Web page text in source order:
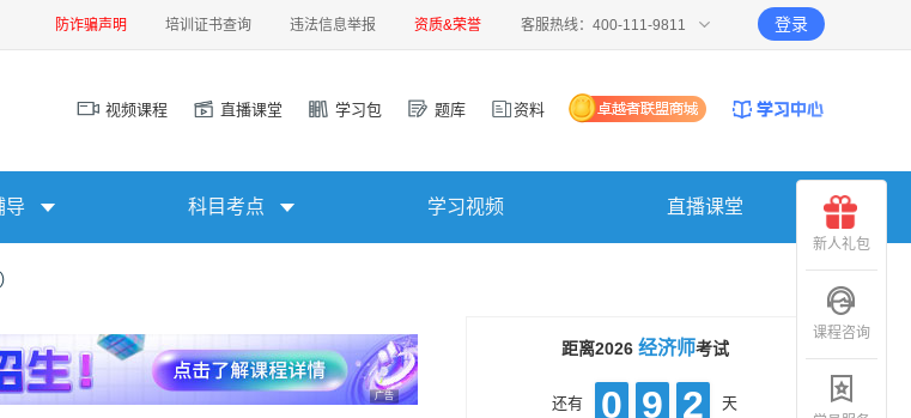
防诈骗声明 培训证书查询 违法信息举报 资质&荣誉 客服热线：400-111-9811 登录
视频课程 直播课堂 学习包 题库 资料
导 科目考点 学习视频 直播课堂
广告
距离2026 经济师考试
还有 0 9 2 天
新人礼包
课程咨询